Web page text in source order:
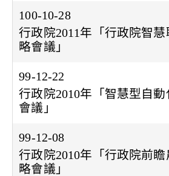
100-10-28
行政院2011年「行政院智
略會議」
99-12-22
行政院2010年「智慧型自
會議」
99-12-08
行政院2010年「行政院前
略會議」